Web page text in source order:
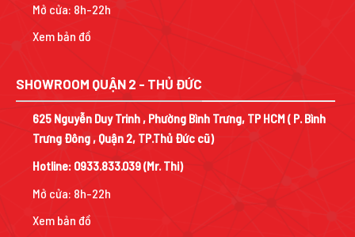
Mở cửa: 8h-22h
Xem bản đồ
SHOWROOM QUẬN 2 - THỦ ĐỨC
625 Nguyễn Duy Trinh , Phường Bình Trưng, TP HCM ( P. Bình
Trưng Đông , Quận 2, TP.Thủ Đức cũ)
Hotline: 0933.833.039(Mr. Thi)
Mở cửa: 8h-22h
Xem bản đồ